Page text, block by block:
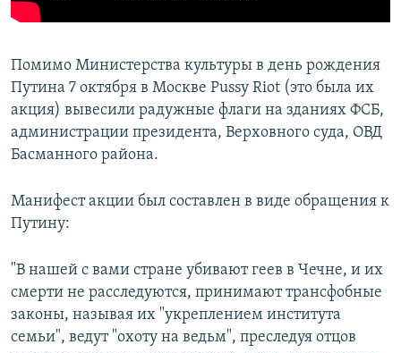
Помимо Министерства культуры в день рождения
Путина 7 октября в Москве Pussy Riot (это была их
акция) вывесили радужные флаги на зданиях ФСБ,
администрации президента, Верховного суда, ОВД
Басманного района.
Манифест акции был составлен в виде обращения к
Путину:
"В нашей с вами стране убивают геев в Чечне, и их
смерти не расследуются, принимают трансфобные
законы, называя их "укреплением института
семьи", ведут "охоту на ведьм", преследуя отцов